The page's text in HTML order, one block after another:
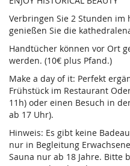
Verbringen Sie 2 Stunden
genießen Sie die
Handtücher können vor Ort
werden. (10€ plus Pfand.)
Make a day of it: Perfekt
Frühstück im Restaurant
11h) oder einen Besuch in
ab 17 Uhr).
Hinweis: Es gibt keine
nur in Begleitung
Sauna nur ab 18 Jahre. Bitte